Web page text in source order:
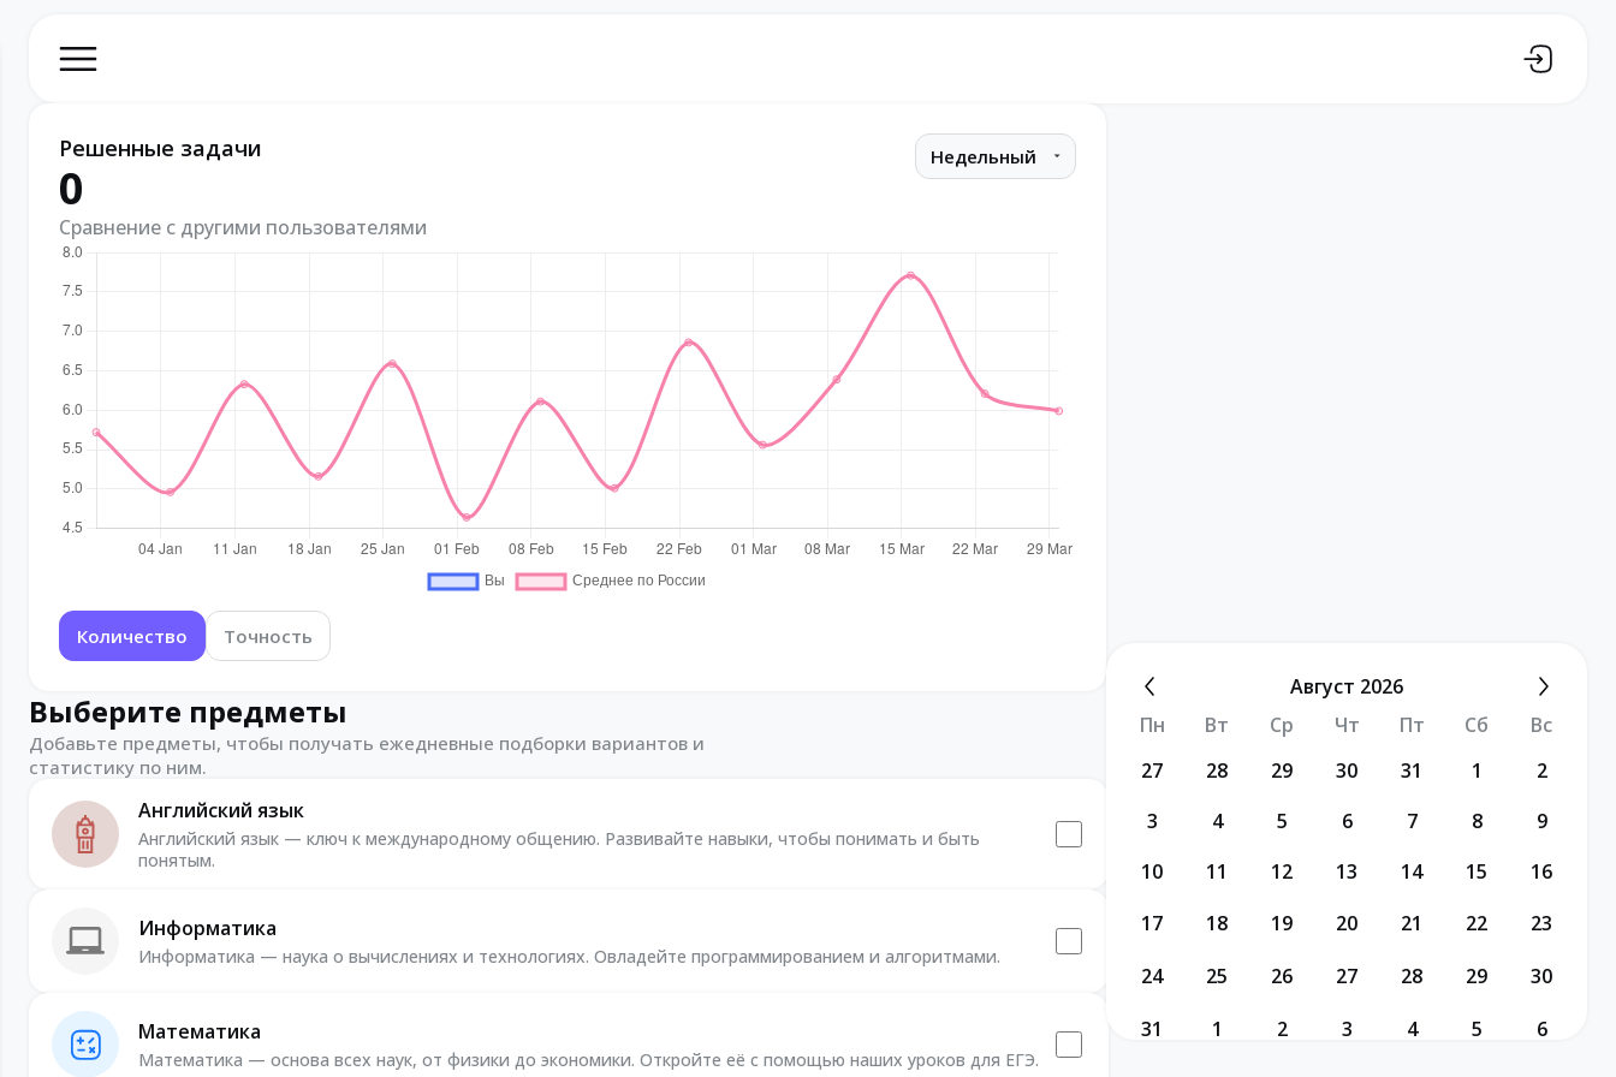
Решенные задачи
0
Сравнение с другими пользователями
Количество Точность
Выберите предметы
Добавьте предметы, чтобы получать ежедневные подборки вариантов и
статистику по ним.
Английский язык
Английский язык — ключ к международному общению. Развивайте навыки, чтобы понимать и быть
понятым.
Информатика
Информатика — наука о вычислениях и технологиях. Овладейте программированием и алгоритмами.
Математика
Математика — основа всех наук, от физики до экономики. Откройте её с помощью наших уроков для ЕГЭ.
Август 2026
Пн
Вт Ср Чт Пт Сб
Вс
27
28 29 30 31 1
2
3
4 5 6 7 8
9
10
11 12 13 14 15
16
17
18 19 20 21 22
23
24
25 26 27 28 29
30
31
1 2 3 4 5 6